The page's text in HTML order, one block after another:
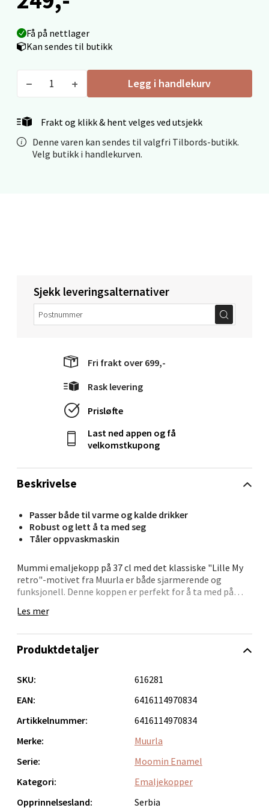
Få på nettlager
Kan sendes til butikk
Legg i handlekurv
Frakt og klikk & hent velges ved utsjekk
Denne varen kan sendes til valgfri Tilbords-butikk.
Velg butikk i handlekurven.
Beskrivelse
Passer både til varme og kalde drikker
Robust og lett å ta med seg
Tåler oppvaskmaskin
Mummi emaljekopp på 37 cl med det klassiske "Lille My
retro"-motivet fra Muurla er både sjarmerende og
funksjonell. Denne koppen er perfekt for å ta med på
sofakroken. Med sitt tidløse design er den ideell for
som er laget for å glede og vare. Koppen er et herlig
gave eller en praktisk følgesvenn til egne små og store
Les mer
Sjekk leveringsalternativer
Fri frakt over 699,-
Rask levering
Prisløfte
Last ned appen og få
velkomstkupong
Produktdetaljer
SKU:
616281
EAN:
6416114970834
Artikkelnummer:
6416114970834
Merke:
Muurla
Serie:
Moomin Enamel
Kategori:
Emaljekopper
Opprinnelsesland:
Serbia
Mo i Rana - Thon Senter Mo i Rana
Fridtjof Nansensgate 22, 8622 Mo i Rana
Åpent i dag 09-19
Velg
Molde - Moldetorget
Åpent i dag 10-20
0 i butikk
Bolagsgata 1, 8514 Narvik
Åpent i dag 10-20
0 i butikk
Velg
Bergen - Oasen Senter
Folke Bernadottes vei 52, 5147 Fyllingsdalen
Åpent i dag 10-21
0 i butikk